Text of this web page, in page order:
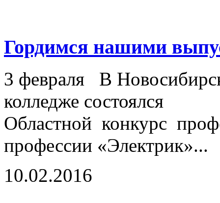
Гордимся нашими
3 февраля В
колледже состоялся
Областной конкурс
профессии «Электрик»...
10.02.2016